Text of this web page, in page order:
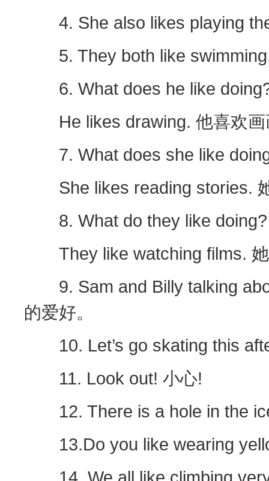
4. She also likes playing
5. They both like
6. What does he like
He likes drawing. 他喜欢画
7. What does she like
She likes reading stories.
8. What do they like doing?
They like watching films. 她
9. Sam and Billy talking
的爱好。
10. Let’s go skating this
11. Look out! 小心!
12. There is a hole in the
13.Do you like wearing